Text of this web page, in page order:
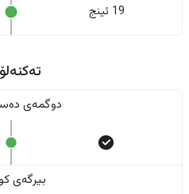
19 ئینج
دوگمەی
بیرگەی